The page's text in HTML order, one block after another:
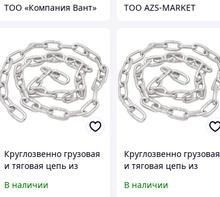
ТОО «Компания Вант» TOO AZS-MARKET
Круглозвенно грузовая
и тяговая цепь из
(короткозв.) d(mm):33
В наличии
Круглозвенно грузовая
и тяговая цепь из
(короткозв.) d(mm):36
В наличии